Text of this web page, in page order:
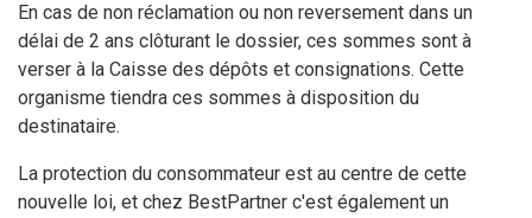
En cas de non réclamation ou non reversement dans un
délai de 2 ans clôturant le dossier, ces sommes sont à
verser à la Caisse des dépôts et consignations. Cette
organisme tiendra ces sommes à disposition du
destinataire.
La protection du consommateur est au centre de cette
nouvelle loi, et chez BestPartner c'est également un